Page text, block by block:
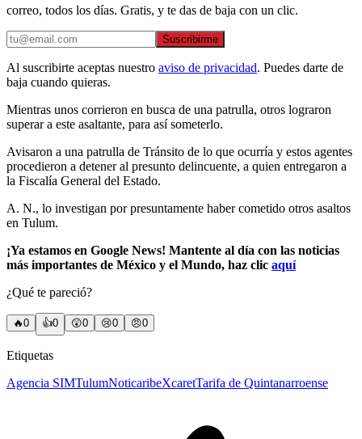
correo, todos los días. Gratis, y te das de baja con un clic.
Suscribirme
Al suscribirte aceptas nuestro aviso de privacidad. Puedes darte de
baja cuando quieras.
Mientras unos corrieron en busca de una patrulla, otros lograron
superar a este asaltante, para así someterlo.
Avisaron a una patrulla de Tránsito de lo que ocurría y estos agentes
procedieron a detener al presunto delincuente, a quien entregaron a
la Fiscalía General del Estado.
A. N., lo investigan por presuntamente haber cometido otros asaltos
en Tulum.
¡Ya estamos en Google News! Mantente al día con las noticias
más importantes de México y el Mundo, haz clic aquí
¿Qué te pareció?
🔥0 👍0 😲0 😢0 😠0
Etiquetas
Agencia SIMTulumNoticaribeXcaretTarifa de Quintanarroense